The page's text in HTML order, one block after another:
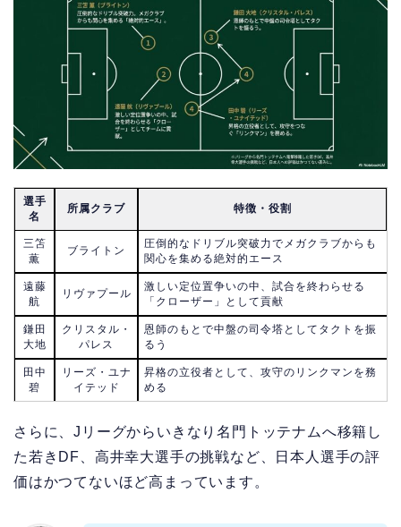
選手
名
所属クラブ 特徴・役割
三笘
薫
ブライトン
圧倒的なドリブル突破力でメガクラブからも
関心を集める絶対的エース
遠藤
航
リヴァプール
激しい定位置争いの中、試合を終わらせる
「クローザー」として貢献
鎌田
大地
クリスタル・
パレス
恩師のもとで中盤の司令塔としてタクトを振
るう
田中
碧
リーズ・ユナ
イテッド
昇格の立役者として、攻守のリンクマンを務
める
さらに、Jリーグからいきなり名門トッテナムへ移籍し
た若きDF、高井幸大選手の挑戦など、日本人選手の評
価はかつてないほど高まっています。